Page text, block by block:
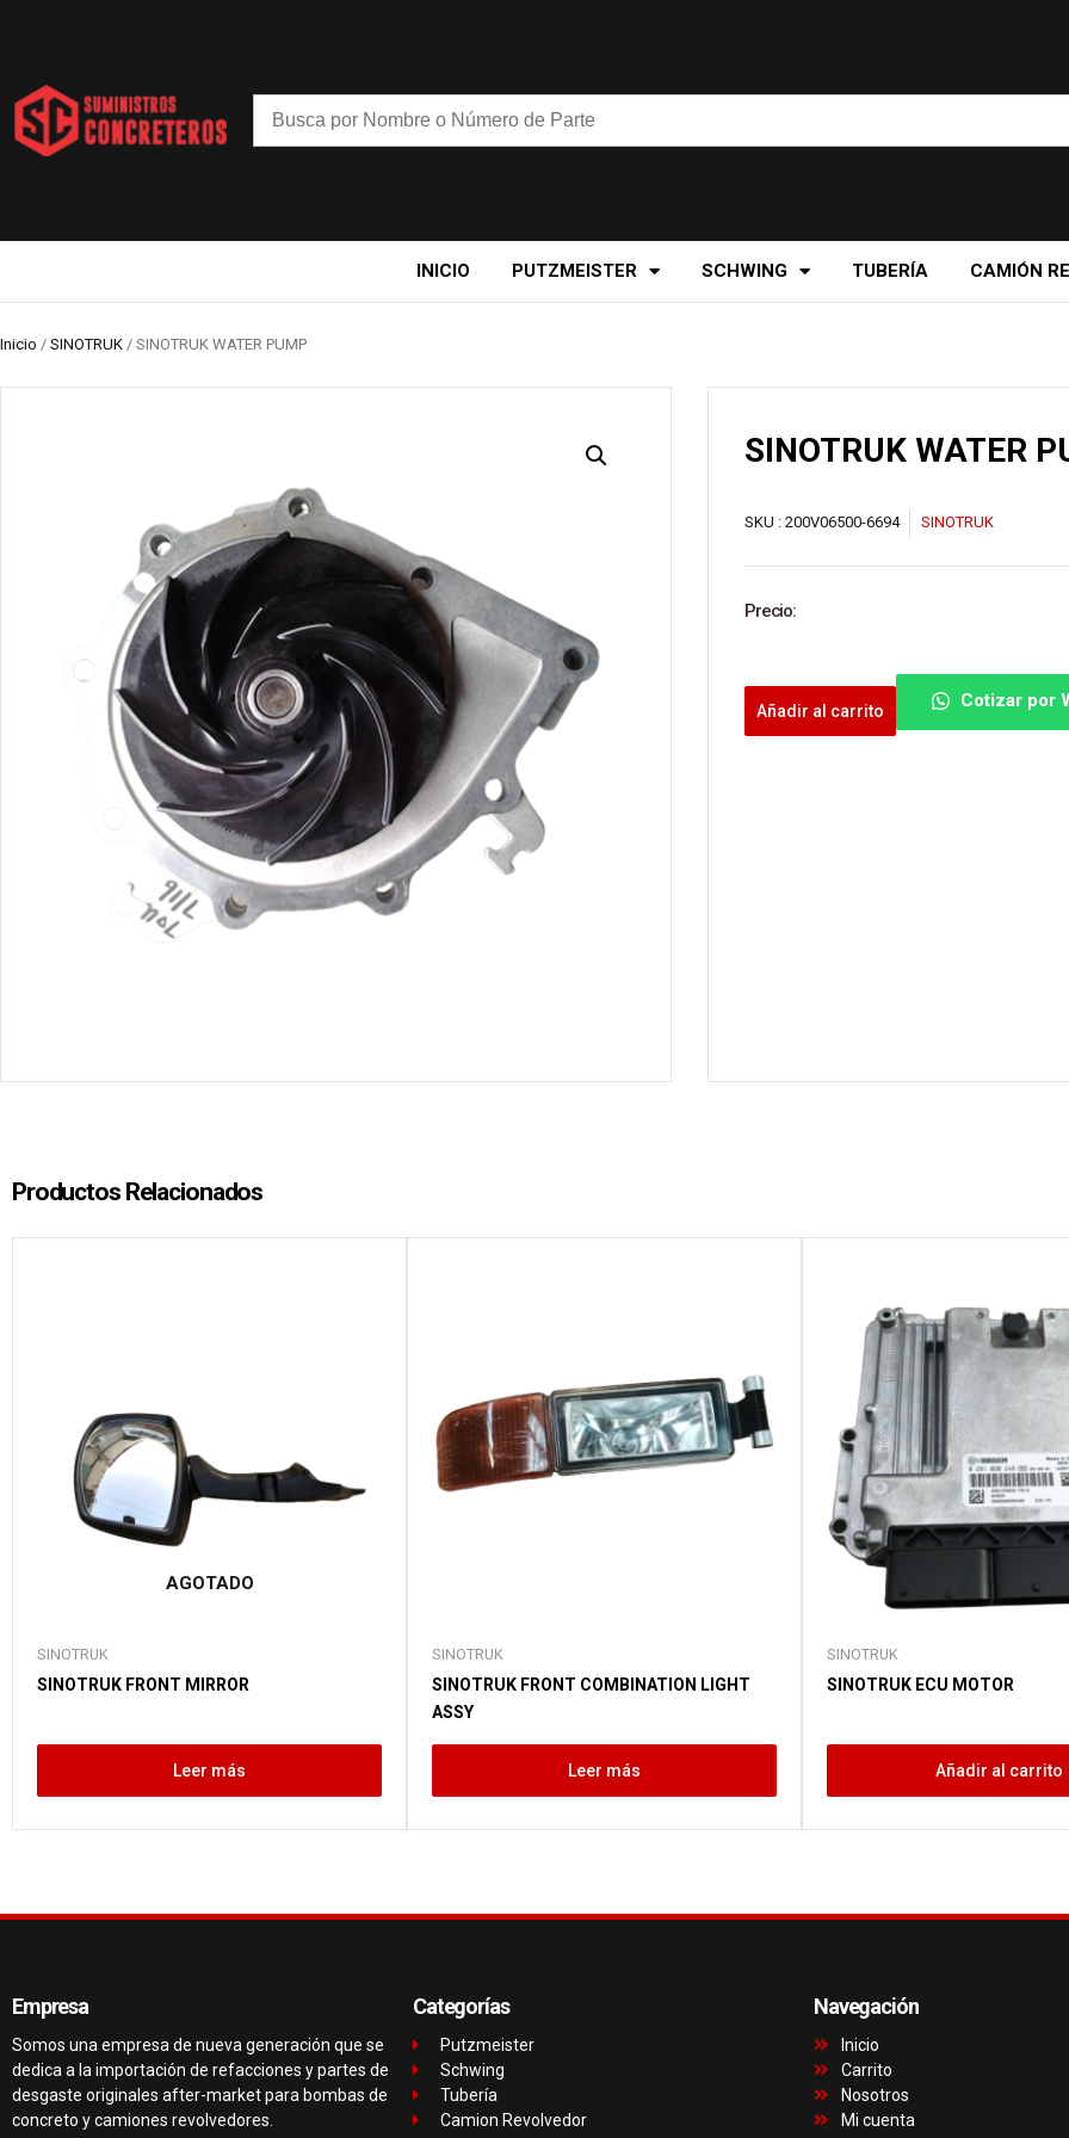
INICIO PUTZMEISTER SCHWING TUBERÍA CAMIÓN
Inicio / SINOTRUK / SINOTRUK WATER PUMP
SINOTRUK WATER
SKU : 200V06500-6694 SINOTRUK
Precio:
Añadir al carrito Cotizar por
Productos Relacionados
AGOTADO
SINOTRUK
SINOTRUK FRONT MIRROR
Leer más
SINOTRUK
SINOTRUK FRONT COMBINATION LIGHT
ASSY
Leer más
SINOTRUK
SINOTRUK ECU MOTOR
Añadir al carrito
Empresa
Somos una empresa de nueva generación que se
dedica a la importación de refacciones y partes de
desgaste originales after-market para bombas de
concreto y camiones revolvedores.
Categorías
Putzmeister
Schwing
Tubería
Camion Revolvedor
Navegación
Inicio
Carrito
Nosotros
Mi cuenta